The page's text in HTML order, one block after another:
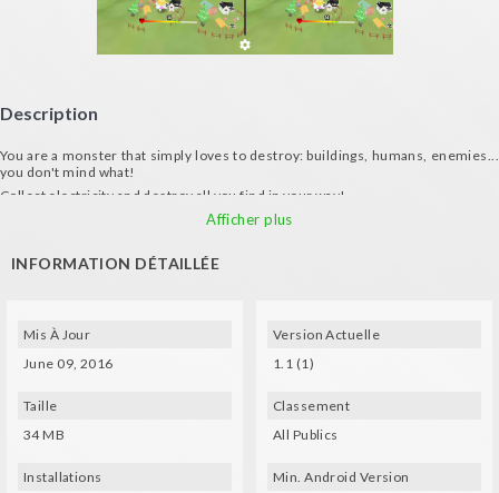
Description
You are a monster that simply loves to destroy: buildings, humans, enemies...
you don't mind what!
Collect electricity and destroy all you find in your way!
- Endless running game
- Gyroscope
- Compatible VR glasses (VXMASK, Lakento, Durovis, Google Cardboard, etc.)
Afficher plus
INFORMATION DÉTAILLÉE
Mis À Jour
June 09, 2016
Taille
34 MB
Installations
Version Actuelle
1.1 (1)
Classement
All Publics
Min. Android Version